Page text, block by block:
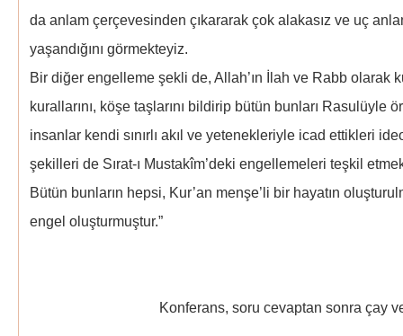
da anlam çerçevesinden çıkararak çok alakasız ve uç
yaşandığını görmekteyiz.
Bir diğer engelleme şekli de, Allah’ın İlah ve Rabb olarak
kurallarını, köşe taşlarını bildirip bütün bunları Rasulüyle
insanlar kendi sınırlı akıl ve yetenekleriyle icad ettikleri
şekilleri de Sırat-ı Mustakîm’deki engellemeleri teşkil
Bütün bunların hepsi, Kur’an menşe’li bir hayatın
engel
Konferans, soru cevaptan sonra çay ve